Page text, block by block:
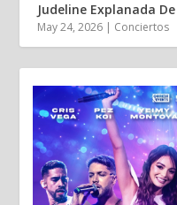
Judeline Explanada
May 24, 2026 | Conciertos